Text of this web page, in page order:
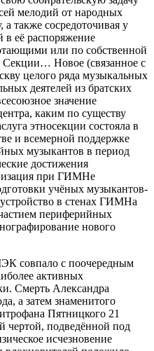
мелодий от народных
также сосредоточивая у
в её распоряжение
или по собственной
Новое (связанное с
целого ряда музыкальных
деятелей из братских
значение
каким по существу
этносекции состояла в
и всемерной поддержке
музыкантов в период
достижения
при ГИМНе
учёных музыкантов-
в стенах ГИМНа
периферийных
нового
совпало с поочередным
активных
Смерть Александра
а затем знаменитого
Пятницкого 21
чертой, подведённой под
исчезновение